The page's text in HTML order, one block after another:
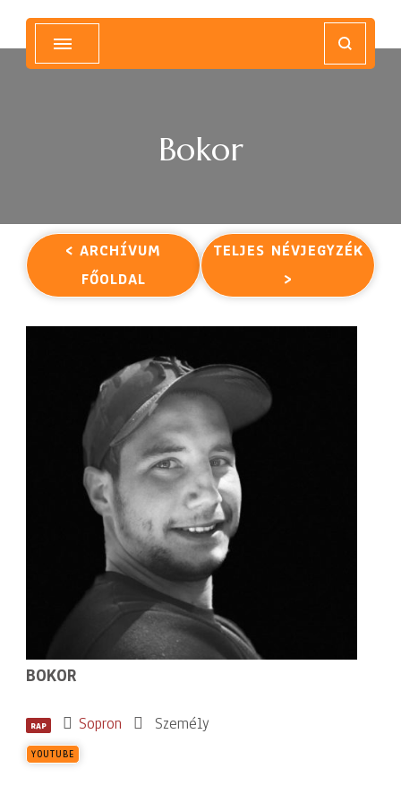
Bokor
< ARCHÍVUM
FŐOLDAL
TELJES NÉVJEGYZÉK
>
BOKOR
RAP Sopron Személy
YOUTUBE